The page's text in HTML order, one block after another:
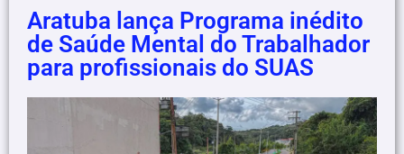
Aratuba lança Programa inédito
de Saúde Mental do Trabalhador
para profissionais do SUAS